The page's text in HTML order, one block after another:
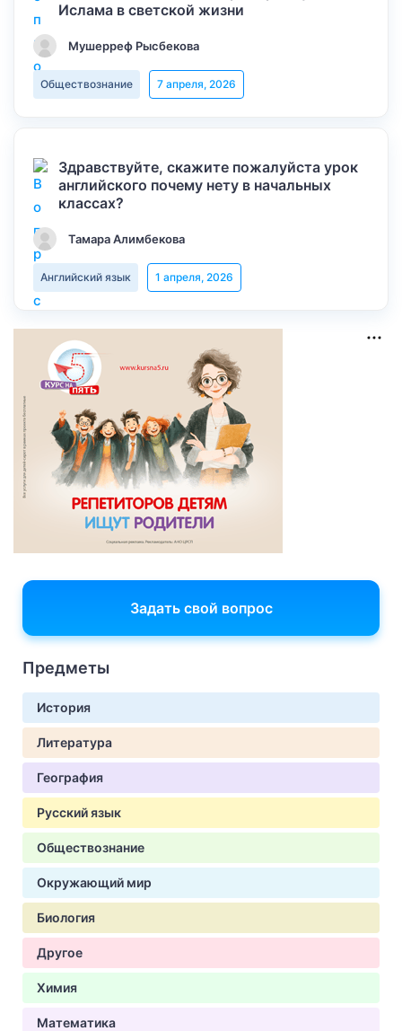
Ислама в светской жизни
Мушерреф Рысбекова
Обществознание 7 апреля, 2026
Здравствуйте, скажите пожалуйста урок
английского почему нету в начальных
классах?
Тамара Алимбекова
Английский язык 1 апреля, 2026
Задать свой вопрос
Предметы
История
Литература
География
Русский язык
Обществознание
Окружающий мир
Биология
Другое
Химия
Математика